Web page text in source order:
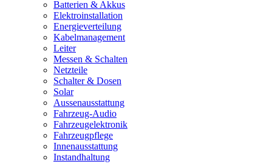
Batterien & Akkus
Elektroinstallation
Energieverteilung
Kabelmanagement
Leiter
Messen & Schalten
Netzteile
Schalter & Dosen
Solar
Aussenausstattung
Fahrzeug-Audio
Fahrzeugelektronik
Fahrzeugpflege
Innenausstattung
Instandhaltung